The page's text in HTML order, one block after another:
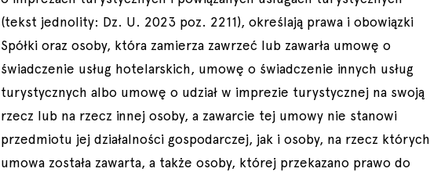
(tekst jednolity: Dz. U. 2023 poz. 2211), określają prawa i obowiązki
Spółki oraz osoby, która zamierza zawrzeć lub zawarła umowę o
świadczenie usług hotelarskich, umowę o świadczenie innych usług
turystycznych albo umowę o udział w imprezie turystycznej na swoją
rzecz lub na rzecz innej osoby, a zawarcie tej umowy nie stanowi
przedmiotu jej działalności gospodarczej, jak i osoby, na rzecz których
umowa została zawarta, a także osoby, której przekazano prawo do